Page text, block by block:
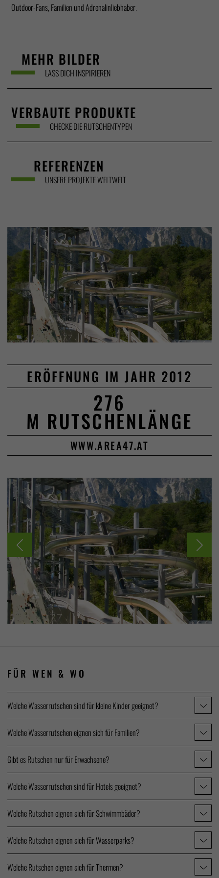
Outdoor-Fans, Familien und Adrenalinliebhaber.
MEHR BILDER
LASS DICH INSPIRIEREN
VERBAUTE PRODUKTE
CHECKE DIE RUTSCHENTYPEN
REFERENZEN
UNSERE PROJEKTE WELTWEIT
ERÖFFNUNG IM JAHR 2012
276
M RUTSCHENLÄNGE
WWW.AREA47.AT
FÜR WEN & WO
Welche Wasserrutschen sind für kleine Kinder geeignet?
Welche Wasserrutschen eignen sich für Familien?
Gibt es Rutschen nur für Erwachsene?
Welche Wasserrutschen sind für Hotels geeignet?
Welche Rutschen eignen sich für Schwimmbäder?
Welche Rutschen eignen sich für Wasserparks?
Welche Rutschen eignen sich für Thermen?